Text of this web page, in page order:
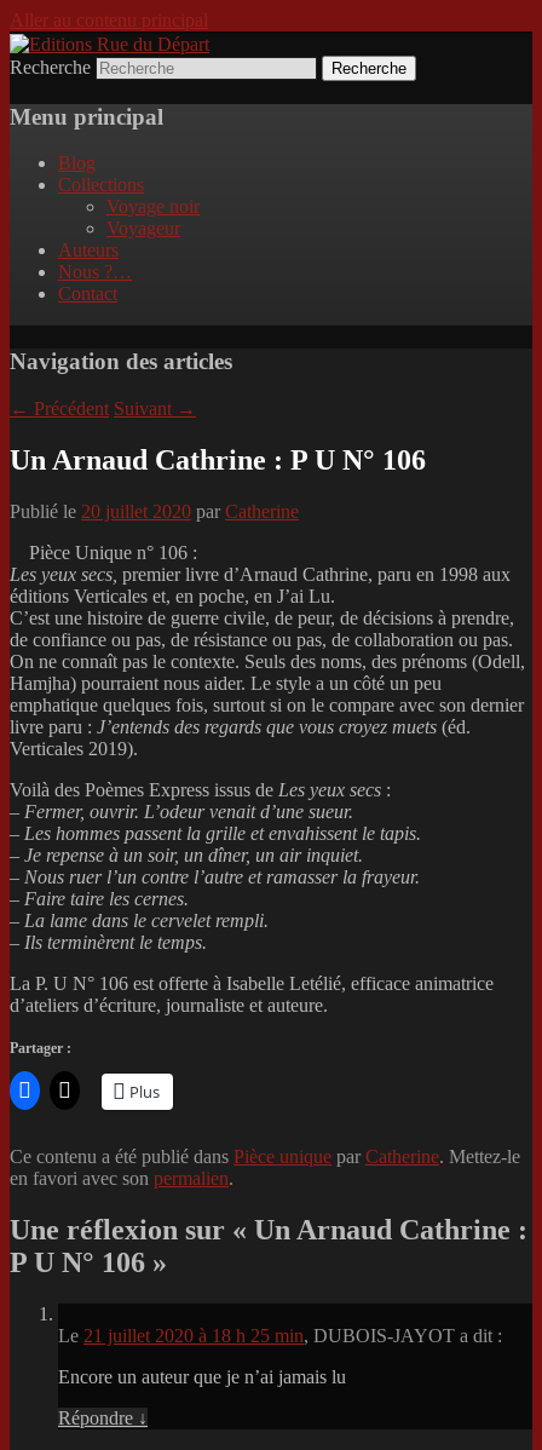
Aller au contenu principal
Editions Rue du Départ
Incitation au voyage, du roman noir au
poème.
Recherche
Menu principal
Blog
Collections
Voyage noir
Voyageur
Auteurs
Nous ?…
Contact
Navigation des articles
← Précédent Suivant →
Un Arnaud Cathrine : P U N° 106
Publié le 20 juillet 2020 par Catherine
Pièce Unique n° 106 :
Les yeux secs, premier livre d’Arnaud Cathrine, paru en 1998 aux
éditions Verticales et, en poche, en J’ai Lu.
C’est une histoire de guerre civile, de peur, de décisions à prendre,
de confiance ou pas, de résistance ou pas, de collaboration ou pas.
On ne connaît pas le contexte. Seuls des noms, des prénoms (Odell,
Hamjha) pourraient nous aider. Le style a un côté un peu
emphatique quelques fois, surtout si on le compare avec son dernier
livre paru : J’entends des regards que vous croyez muets (éd.
Verticales 2019).
Voilà des Poèmes Express issus de Les yeux secs :
– Fermer, ouvrir. L’odeur venait d’une sueur.
– Les hommes passent la grille et envahissent le tapis.
– Je repense à un soir, un dîner, un air inquiet.
– Nous ruer l’un contre l’autre et ramasser la frayeur.
– Faire taire les cernes.
– La lame dans le cervelet rempli.
– Ils terminèrent le temps.
La P. U N° 106 est offerte à Isabelle Letélié, efficace animatrice
d’ateliers d’écriture, journaliste et auteure.
Partager :
Plus
Ce contenu a été publié dans Pièce unique par Catherine. Mettez-le
en favori avec son permalien.
Une réflexion sur « Un Arnaud Cathrine :
P U N° 106 »
Le 21 juillet 2020 à 18 h 25 min, DUBOIS-JAYOT a dit :
Encore un auteur que je n’ai jamais lu
Répondre ↓